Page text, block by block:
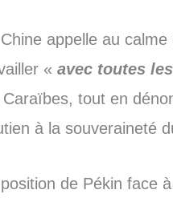
appelle au
« avec toutes
Caraïbes, tout en
à la souveraineté
de Pékin face